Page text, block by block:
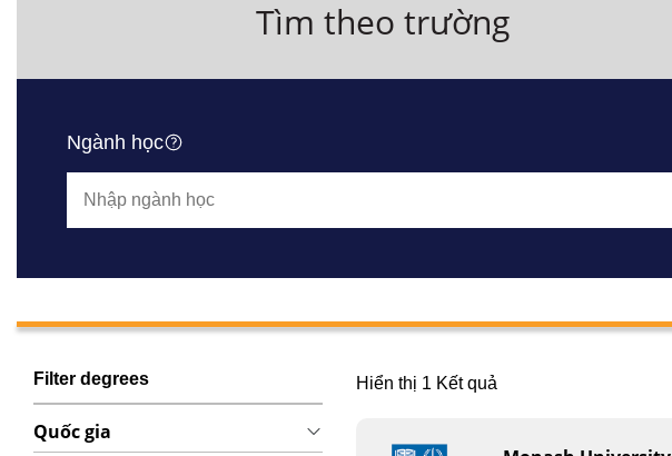
Tìm theo trường
Ngành học
Filter degrees
Quốc gia
Hiển thị 1 Kết quả